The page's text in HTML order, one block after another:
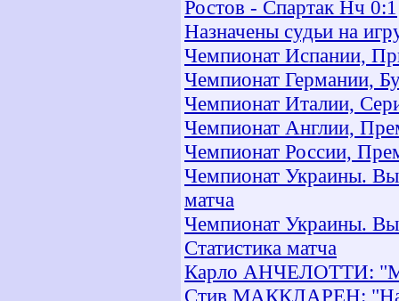
Ростов - Спартак Нч 0:1
Назначены судьи на
Чемпионат Испании,
Чемпионат Германии,
Чемпионат Италии,
Чемпионат Англии,
Чемпионат России,
Чемпионат Украины.
матча
Чемпионат Украины.
Статистика матча
Карло АНЧЕЛОТТИ:
Стив МАККЛАРЕН: